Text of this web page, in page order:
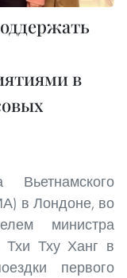
в
в Лондоне, во
министра
Тхи Тху Ханг в
первого